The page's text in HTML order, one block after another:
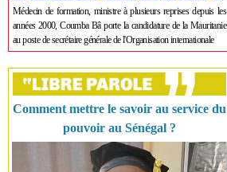
Médecin de formation, ministre à plusieurs reprises depuis les
années 2000, Coumba Bâ porte la candidature de la Mauritanie
au poste de secrétaire générale de l'Organisation internationale
Comment mettre le savoir au service du
pouvoir au Sénégal ?